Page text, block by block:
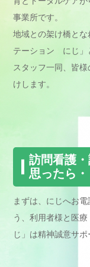
事業所です。
地域との架け橋と
テーション にじ」
スタッフ一同、皆
けします。
訪問看護
思ったら・
まずは、にじへお
う、利用者様と医
じ」は精神誠意サポ